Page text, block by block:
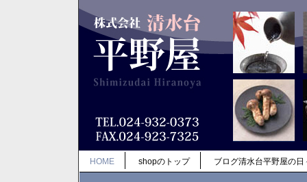
HOME shopのトップ ブログ清水台平野屋の日